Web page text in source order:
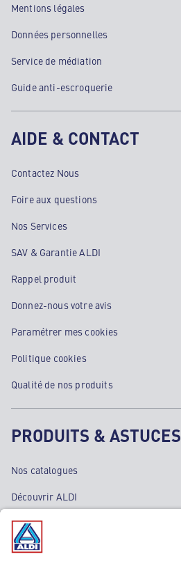
Mentions légales
Données personnelles
Service de médiation
Guide anti-escroquerie
AIDE & CONTACT
Contactez Nous
Foire aux questions
Nos Services
SAV & Garantie ALDI
Rappel produit
Donnez-nous votre avis
Paramétrer mes cookies
Politique cookies
Qualité de nos produits
PRODUITS & ASTUCES
Nos catalogues
Découvrir ALDI
Nos bons plans
Nos rayons